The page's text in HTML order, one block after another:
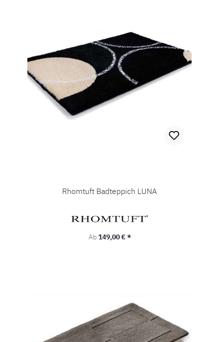
Rhomtuft Badteppich LUNA
Regulärer Preis:
Ab149,00 € *